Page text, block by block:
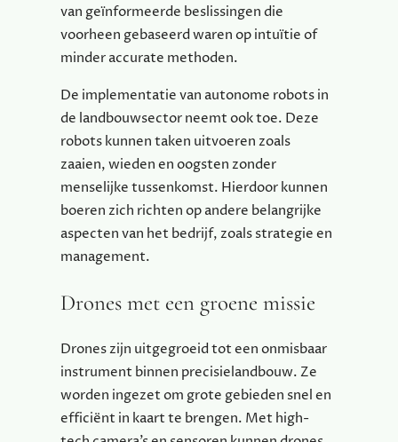
van geïnformeerde beslissingen die
voorheen gebaseerd waren op intuïtie of
minder accurate methoden.
De implementatie van autonome robots in
de landbouwsector neemt ook toe. Deze
robots kunnen taken uitvoeren zoals
zaaien, wieden en oogsten zonder
menselijke tussenkomst. Hierdoor kunnen
boeren zich richten op andere belangrijke
aspecten van het bedrijf, zoals strategie en
management.
Drones met een groene missie
Drones zijn uitgegroeid tot een onmisbaar
instrument binnen precisielandbouw. Ze
worden ingezet om grote gebieden snel en
efficiënt in kaart te brengen. Met high-